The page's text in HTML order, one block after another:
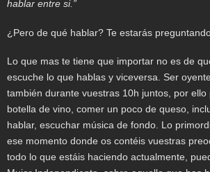
hablar entre si.”
¿Pero de qué hablar? Te estarás
Lo que mas te tiene que importar no es de
escuche lo que hablas y viceversa. Ser
también durante vuestras 10h juntos, por ello
botella de vino, comer un poco de queso,
hablar, escuchar música de fondo. Lo
ese momento donde os contéis vuestras
todo lo que estáis haciendo actualmente,